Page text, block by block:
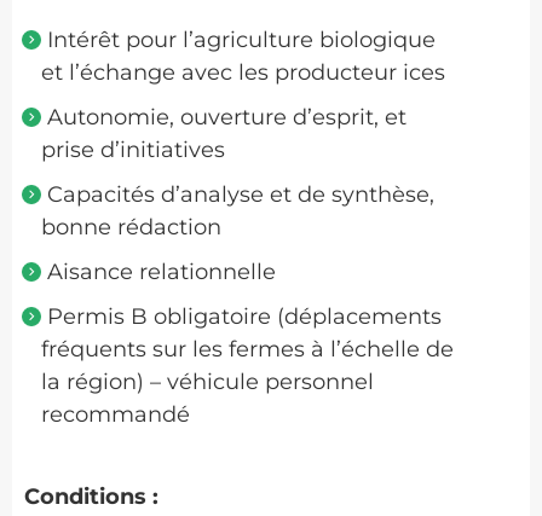
Intérêt pour l’agriculture biologique
et l’échange avec les producteur ices
Autonomie, ouverture d’esprit, et
prise d’initiatives
Capacités d’analyse et de synthèse,
bonne rédaction
Aisance relationnelle
Permis B obligatoire (déplacements
fréquents sur les fermes à l’échelle de
la région) – véhicule personnel
recommandé
Conditions :